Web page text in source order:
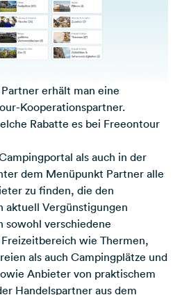
erhält man eine
Kooperationspartner.
Rabatte es bei Freeontour
als auch in der
dem Menüpunkt Partner alle
zu finden, die den
Vergünstigungen
sowohl verschiedene
wie Thermen,
als auch Campingplätze und
Anbieter von praktischem
Handelspartner aus dem